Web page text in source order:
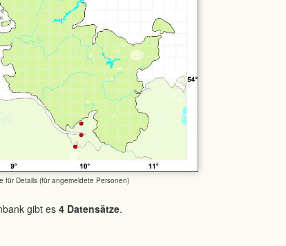
für Details (für angemeldete Personen)
gibt es 4 Datensätze.